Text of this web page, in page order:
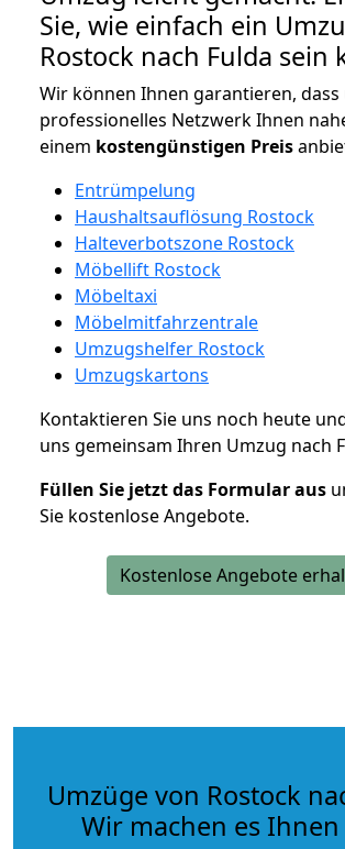
Sie, wie einfach ein
Rostock nach Fulda sein
Wir können Ihnen garantieren, dass
professionelles Netzwerk Ihnen
einem kostengünstigen Preis
Entrümpelung
Haushaltsauflösung Rostock
Halteverbotszone Rostock
Möbellift Rostock
Möbeltaxi
Möbelmitfahrzentrale
Umzugshelfer Rostock
Umzugskartons
Kontaktieren Sie uns noch heute
uns gemeinsam Ihren Umzug nach
Füllen Sie jetzt das Formular aus
Sie kostenlose Angebote.
Kostenlose Angebote
Umzüge von Rostock
Wir machen es